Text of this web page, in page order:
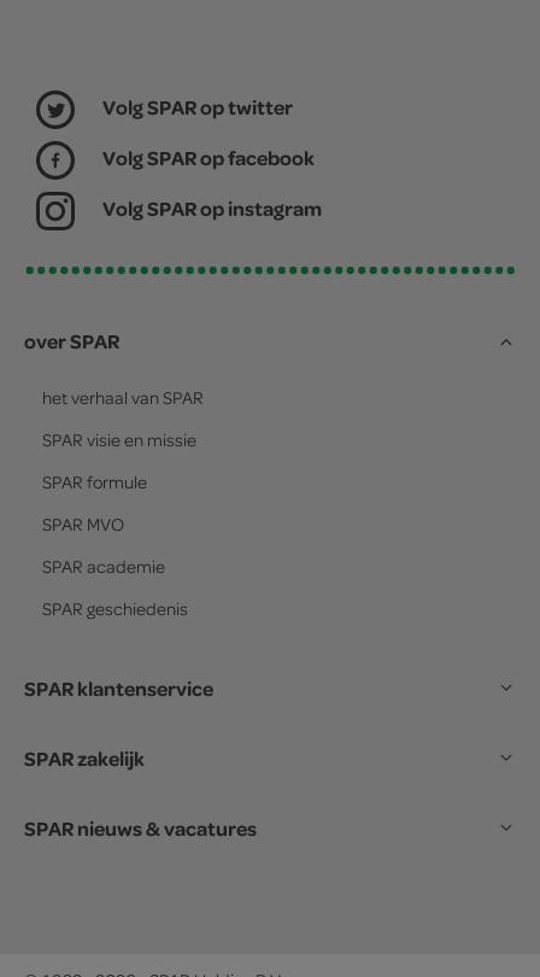
Volg SPAR op twitter
Volg SPAR op facebook
Volg SPAR op instagram
over SPAR
het verhaal van SPAR
SPAR visie en missie
SPAR formule
SPAR MVO
SPAR academie
SPAR geschiedenis
SPAR klantenservice
SPAR zakelijk
SPAR nieuws & vacatures